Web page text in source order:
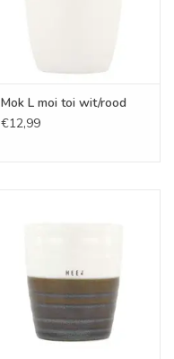
Mok L moi toi wit/rood
€12,99